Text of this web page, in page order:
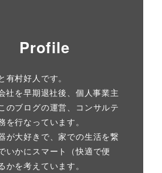
Profile
有村好人です。
社を早期退社後、個人事業主
のブログの運営、コンサルテ
を行なっています。
が大好きで、家での生活を繋
いかにスマート（快適で便
かを考えています。